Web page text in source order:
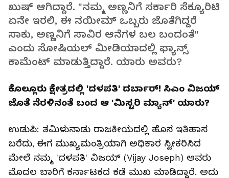
ಖುಷ್ ಆಗಿದ್ದಾರೆ. "ನಮ್ಮ ಅಣ್ಣನಿಗೆ ಸರ್ಕಾರಿ ಸೆಕ್ಯೂರಿಟಿ
ಏನೇ ಇರಲಿ, ಈ ನಯೀಮ್ ಒಬ್ಬರು ಜೊತೆಗಿದ್ದರೆ
ಸಾಕು, ಅಣ್ಣನಿಗೆ ಸಾವಿರ ಆನೆಗಳ ಬಲ ಬಂದಂತೆ"
ಎಂದು ಸೋಷಿಯಲ್ ಮೀಡಿಯಾದಲ್ಲಿ ಫ್ಯಾನ್ಸ್
ಕಾಮೆಂಟ್ ಮಾಡುತ್ತಿದ್ದಾರೆ. ಯಾರು ಅವರು?
ಕೊಲ್ಲೂರು ಕ್ಷೇತ್ರದಲ್ಲಿ 'ದಳಪತಿ' ದರ್ಬಾರ್! ಸಿಎಂ ವಿಜಯ್
ಜೊತೆ ನೆರಳಿನಂತೆ ಬಂದ ಆ 'ಮಿಸ್ಟರಿ ಮ್ಯಾನ್' ಯಾರು?
ಉಡುಪಿ: ತಮಿಳುನಾಡು ರಾಜಕೀಯದಲ್ಲಿ ಹೊಸ ಇತಿಹಾಸ
ಬರೆದು, ಈಗ ಮುಖ್ಯಮಂತ್ರಿಯಾಗಿ ಅಧಿಕಾರ ಸ್ವೀಕರಿಸಿದ
ಮೇಲೆ ನಮ್ಮ 'ದಳಪತಿ' ವಿಜಯ್ (Vijay Joseph) ಅವರು
ಮೊದಲ ಬಾರಿಗೆ ಕರ್ನಾಟಕದ ಕಡೆ ಮುಖ ಮಾಡಿದ್ದಾರೆ. ಅದು